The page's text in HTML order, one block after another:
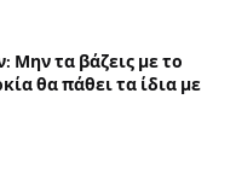
Μην τα βάζεις με το
θα πάθει τα ίδια με